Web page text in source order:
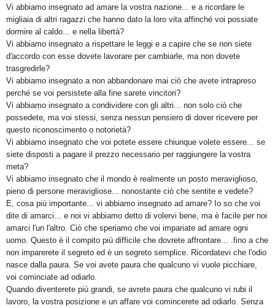
Vi abbiamo insegnato ad amare la vostra nazione... e a ricordare le
migliaia di altri ragazzi che hanno dato la loro vita affinché voi possiate
dormire al caldo... e nella libertà?
Vi abbiamo insegnato a rispettare le leggi e a capire che se non siete
d'accordo con esse dovete lavorare per cambiarle, ma non dovete
trasgredirle?
Vi abbiamo insegnato a non abbandonare mai ciò che avete intrapreso
perché se voi persistete alla fine sarete vincitori?
Vi abbiamo insegnato a condividere con gli altri... non solo ciò che
possedete, ma voi stessi, senza nessun pensiero di dover ricevere per
questo riconoscimento o notorietà?
Vi abbiamo insegnato che voi potete essere chiunque volete essere... se
siete disposti a pagare il prezzo necessario per raggiungere la vostra
meta?
Vi abbiamo insegnato che il mondo è realmente un posto meraviglioso,
pieno di persone meravigliose... nonostante ciò che sentite e vedete?
E, cosa più importante... vi abbiamo insegnato ad amare? Io so che voi
dite di amarci... e noi vi abbiamo detto di volervi bene, ma è facile per noi
amarci l'un l'altro. Ciò che speriamo che voi impariate ad amare ogni
uomo. Questo è il compito più difficile che dovrete affrontare... .fino a che
non imparerete il segreto ed è un segreto semplice. Ricordatevi che l'odio
nasce dalla paura. Se voi avete paura che qualcuno vi vuole picchiare,
voi cominciate ad odiarlo.
Quando diventerete più grandi, se avrete paura che qualcuno vi rubi il
lavoro, la vostra posizione e un affare voi comincerete ad odiarlo. Senza